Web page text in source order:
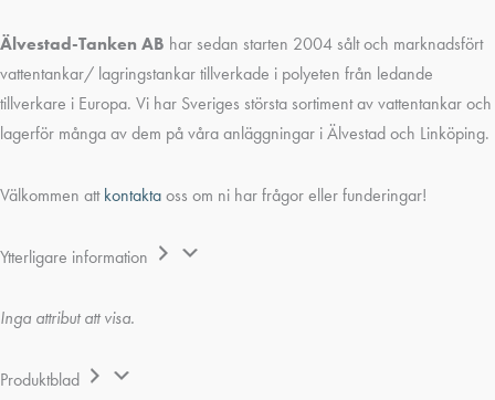
Älvestad-Tanken AB har sedan starten 2004 sålt och marknadsfört
vattentankar/ lagringstankar tillverkade i polyeten från ledande
tillverkare i Europa. Vi har Sveriges största sortiment av vattentankar och
lagerför många av dem på våra anläggningar i Älvestad och Linköping.
Välkommen attkontaktaoss om ni har frågor eller funderingar!
Ytterligare information
Inga attribut att visa.
Produktblad